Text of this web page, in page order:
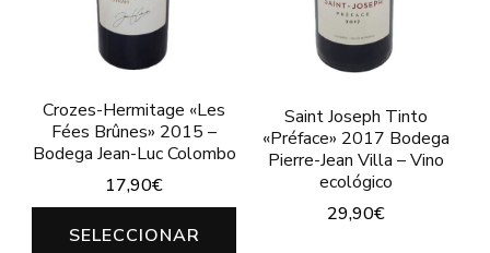
Crozes-Hermitage «Les
Fées Brûnes» 2015 –
Bodega Jean-Luc Colombo
17,90€
SELECCIONAR
Saint Joseph Tinto
«Préface» 2017 Bodega
Pierre-Jean Villa – Vino
ecológico
29,90€